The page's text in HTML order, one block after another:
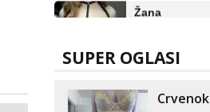
Razgovaram :)
Obavijesti
Lili
Čekam tvoj poziv!
SUPER OGLASI